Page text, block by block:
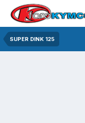
SUPER DINK 125